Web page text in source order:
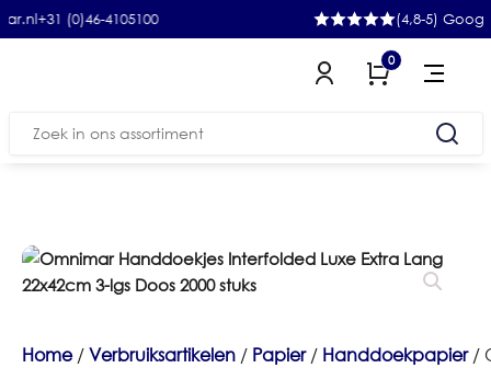
(0)46-4105100 (4,8-5) Google
0
Zoeken
Home/Verbruiksartikelen / Papier/ Handdoekpapier/